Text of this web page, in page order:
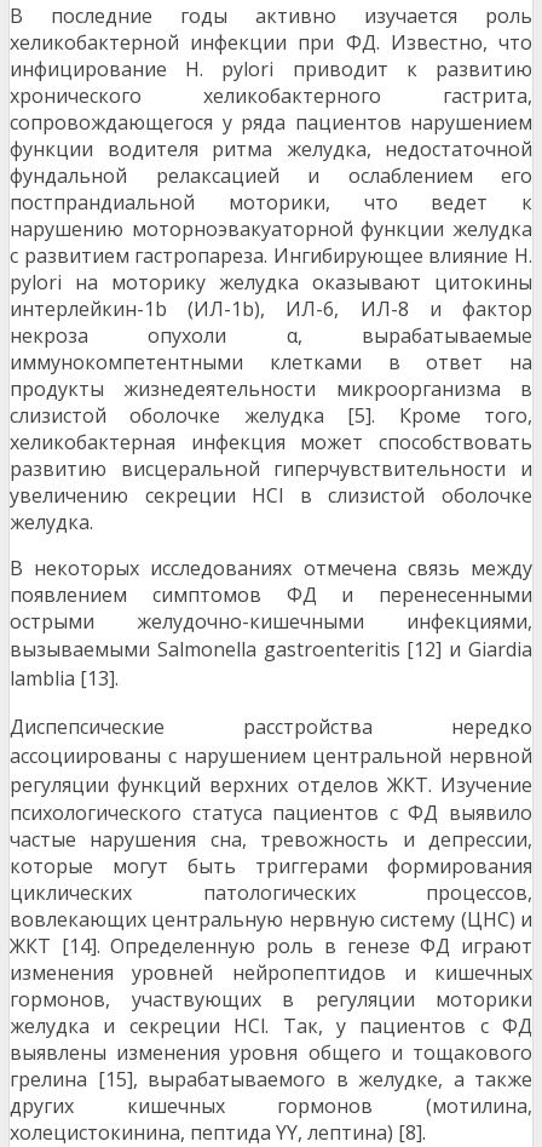
В последние годы активно изучается роль
хеликобактерной инфекции при ФД. Известно, что
инфицирование H. pylori приводит к развитию
хронического хеликобактерного гастрита,
сопровождающегося у ряда пациентов нарушением
функции водителя ритма желудка, недостаточной
фундальной релаксацией и ослаблением его
постпрандиальной моторики, что ведет к
нарушению моторноэвакуаторной функции желудка
с развитием гастропареза. Ингибирующее влияние H.
pylori на моторику желудка оказывают цитокины
интерлейкин-1b (ИЛ-1b), ИЛ-6, ИЛ-8 и фактор
некроза опухоли α, вырабатываемые
иммунокомпетентными клетками в ответ на
продукты жизнедеятельности микроорганизма в
слизистой оболочке желудка [5]. Кроме того,
хеликобактерная инфекция может способствовать
развитию висцеральной гиперчувствительности и
увеличению секреции HCl в слизистой оболочке
желудка.
В некоторых исследованиях отмечена связь между
появлением симптомов ФД и перенесенными
острыми желудочно-кишечными инфекциями,
вызываемыми Salmonella gastroenteritis [12] и Giardia
lamblia [13].
Диспепсические расстройства нередко
ассоциированы с нарушением центральной нервной
регуляции функций верхних отделов ЖКТ. Изучение
психологического статуса пациентов с ФД выявило
частые нарушения сна, тревожность и депрессии,
которые могут быть триггерами формирования
циклических патологических процессов,
вовлекающих центральную нервную систему (ЦНС) и
ЖКТ [14]. Определенную роль в генезе ФД играют
изменения уровней нейропептидов и кишечных
гормонов, участвующих в регуляции моторики
желудка и секреции HCl. Так, у пациентов с ФД
выявлены изменения уровня общего и тощакового
грелина [15], вырабатываемого в желудке, а также
других кишечных гормонов (мотилина,
холецистокинина, пептида YY, лептина) [8].